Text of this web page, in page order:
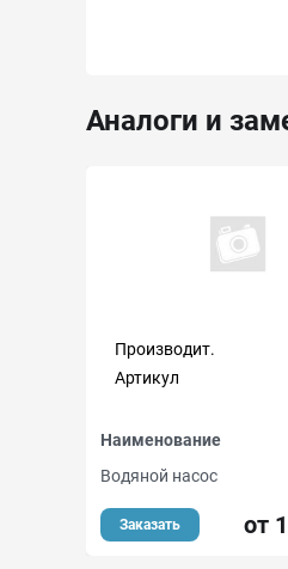
Аналоги и
Производит.
Артикул
Наименование
Водяной насос
Заказать от